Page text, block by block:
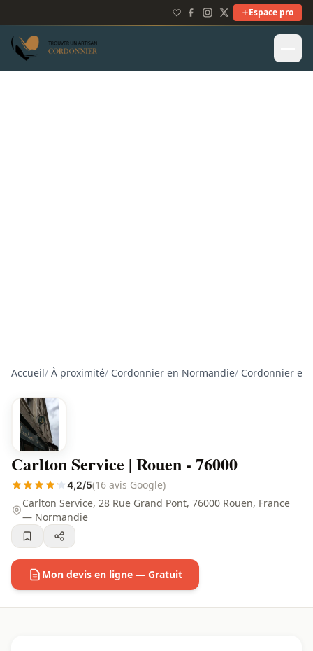
Espace pro
Accueil/ À proximité/ Cordonnier en Normandie/ Cordonnier en
Carlton Service | Rouen - 76000
4,2/5(16 avis Google)
Carlton Service, 28 Rue Grand Pont, 76000 Rouen, France
— Normandie
Mon devis en ligne — Gratuit